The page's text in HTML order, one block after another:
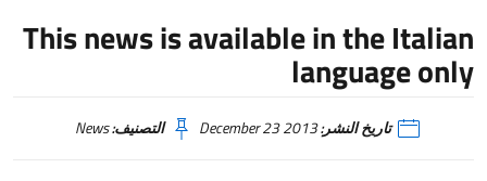
This news is available in the Italian
language only
تاريخ النشر:December 23 2013 التصنيف:News